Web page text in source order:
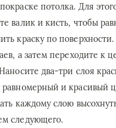
потолка. Для
валик и кисть, чтобы
краску по
а затем переходите к
два-три слоя
равномерный и красивый
каждому слою
следующего.